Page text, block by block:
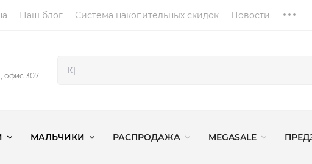
Наш блог Система накопительных скидок Новости
офис 307
МАЛЬЧИКИ РАСПРОДАЖА MEGASALE